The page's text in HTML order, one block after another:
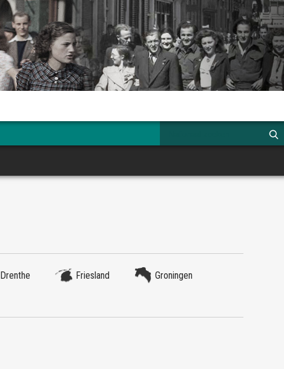
Drenthe Friesland
Groningen